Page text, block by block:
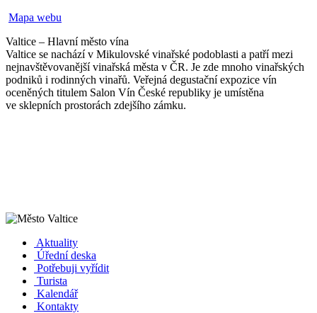
Mapa webu
Valtice – Hlavní město vína
Valtice se nachází v Mikulovské vinařské podoblasti a patří mezi
nejnavštěvovanější vinařská města v ČR. Je zde mnoho vinařských
podniků i rodinných vinařů. Veřejná degustační expozice vín
oceněných titulem Salon Vín České republiky je umístěna
ve sklepních prostorách zdejšího zámku.
Aktuality
Úřední deska
Potřebuji vyřídit
Turista
Kalendář
Kontakty